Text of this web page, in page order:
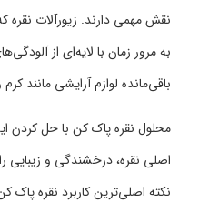
نقش مهمی دارند. زیورآلات نقره
به مرور زمان با لایه‌ای از
باقی‌مانده لوازم آرایشی مانند
محلول نقره پاک کن با حل کردن
اصلی نقره، درخشندگی و زیبایی
نکته اصلی‌ترین کاربرد نقره پاک